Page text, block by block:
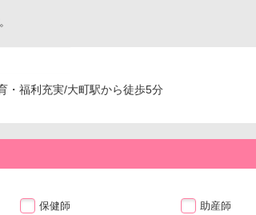
・福利充実/大町駅から徒歩5分
保健師 助産師